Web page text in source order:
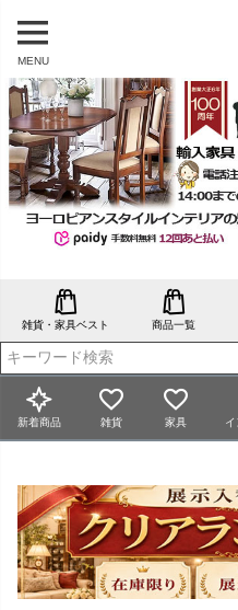
MENU
雑貨・家具ベスト 商品一覧
新着商品 雑貨 家具